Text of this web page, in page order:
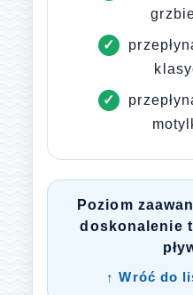
Poziom
doskonalenie
↑ Wróć do